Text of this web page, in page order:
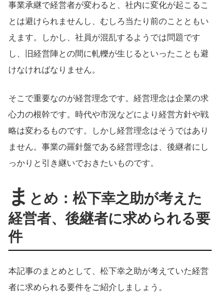
事業承継で経営者が変わると、社内に変化が起こるこ
とは避けられませんし、むしろ当たり前のことともい
えます。しかし、社員が混乱するようでは問題です
し、旧経営陣との間に軋轢が生じるといったことも避
けなければなりません。
そこで重要なのが経営理念です。経営理念は企業の求
心力の根幹です。時代や市況などにより経営方針や戦
略は変わるものです。しかし経営理念はそうではあり
ません。事業の羅針盤である経営理念は、後継者にし
っかりと引き継いでおきたいものです。
ま とめ：松下幸之助が考えた
経営者、後継者に求められる要
件
本記事のまとめとして、松下幸之助が考えていた経営
者に求められる要件をご紹介しましょう。